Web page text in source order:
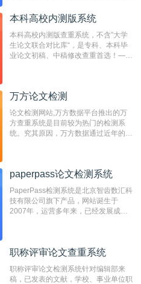
成时间作为发表日期。
本科高校内测版系统
本科高校内测版查重系统，不含”大学
生论文联合对比库“，是专科、本科毕
业论文初稿、中稿修改查重首选！——
万方论文检测
论文检测网站,万方数据平台推出的万
方查重系统是目前较为热门的检测系
统。究其原因，万方数据通过近年的发
非。其次，相对于知网而言，万方检测
重的推荐系统。
paperpass论文检测系统
PaperPass检测系统是北京智齿数汇科
技有限公司旗下产品，网站诞生于
2007年，运营多年来，已经发展成为
检测速度快、精度高，市场反映良好。
职称评审论文查重系统
职称评审论文检测系统针对编辑部来
稿，已发表的文献，学校、事业单位职